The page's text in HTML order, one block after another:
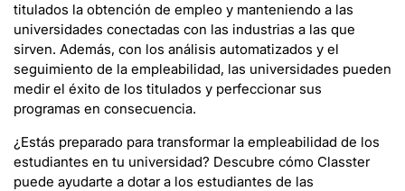
titulados la obtención de empleo y manteniendo a las
universidades conectadas con las industrias a las que
sirven. Además, con los análisis automatizados y el
seguimiento de la empleabilidad, las universidades pueden
medir el éxito de los titulados y perfeccionar sus
programas en consecuencia.
¿Estás preparado para transformar la empleabilidad de los
estudiantes en tu universidad? Descubre cómo Classter
puede ayudarte a dotar a los estudiantes de las